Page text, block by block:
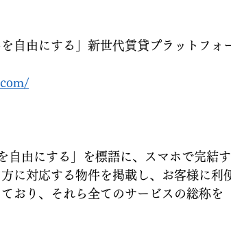
自由にする」新世代賃貸プラットフォ
自由にする」を標語に、スマホで完結
に対応する物件を掲載し、お客様に利
おり、それら全てのサービスの総称を